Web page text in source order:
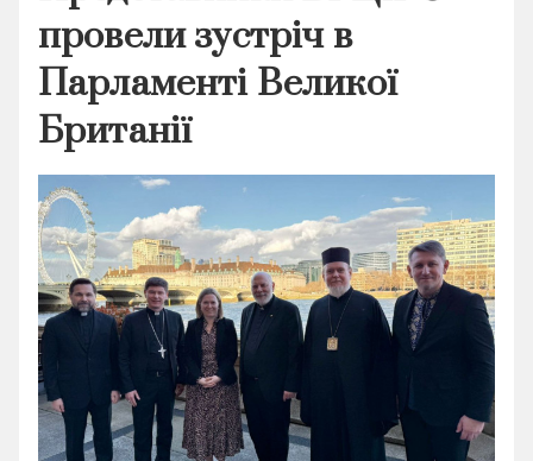
провели зустріч в
Парламенті Великої
Британії